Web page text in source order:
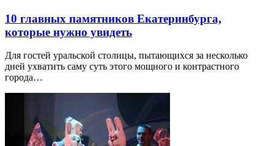
10 главных памятников Екатеринбурга,
которые нужно увидеть
Для гостей уральской столицы, пытающихся за несколько
дней ухватить саму суть этого мощного и контрастного
города…